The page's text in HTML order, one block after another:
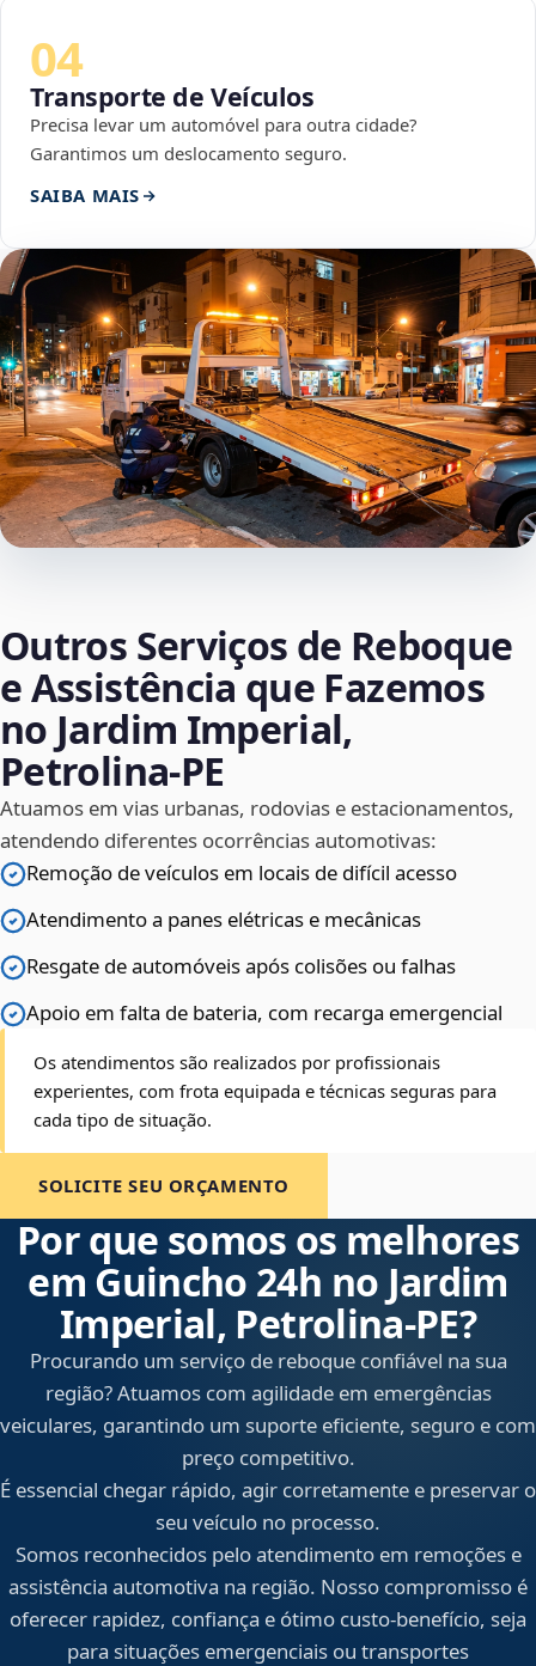
04
Transporte de Veículos
Precisa levar um automóvel para outra cidade?
Garantimos um deslocamento seguro.
SAIBA MAIS
Outros Serviços de Reboque
e Assistência que Fazemos
no Jardim Imperial,
Petrolina‑PE
Atuamos em vias urbanas, rodovias e estacionamentos,
atendendo diferentes ocorrências automotivas:
Remoção de veículos em locais de difícil acesso
Atendimento a panes elétricas e mecânicas
Resgate de automóveis após colisões ou falhas
Apoio em falta de bateria, com recarga emergencial
Os atendimentos são realizados por profissionais
experientes, com frota equipada e técnicas seguras para
cada tipo de situação.
SOLICITE SEU ORÇAMENTO
Por que somos os melhores
em Guincho 24h no Jardim
Imperial, Petrolina‑PE?
Procurando um serviço de reboque confiável na sua
região? Atuamos com agilidade em emergências
veiculares, garantindo um suporte eficiente, seguro e com
preço competitivo.
É essencial chegar rápido, agir corretamente e preservar o
seu veículo no processo.
Somos reconhecidos pelo atendimento em remoções e
assistência automotiva na região. Nosso compromisso é
oferecer rapidez, confiança e ótimo custo-benefício, seja
para situações emergenciais ou transportes